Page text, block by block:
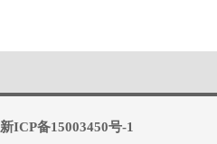
新ICP备15003450号-1